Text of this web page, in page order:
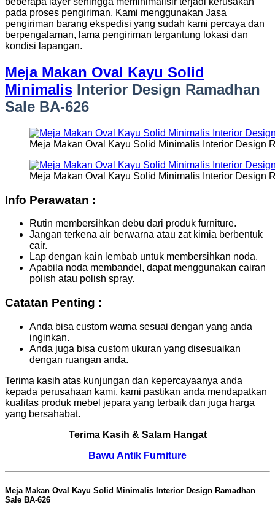
pada proses pengiriman. Kami menggunakan Jasa
pengiriman barang ekspedisi yang sudah kami percaya dan
berpengalaman, lama pengiriman tergantung lokasi dan
kondisi lapangan.
Meja Makan Oval Kayu Solid
Minimalis Interior Design Ramadhan
Sale BA-626
Meja Makan Oval Kayu Solid Minimalis Interior Design
Meja Makan Oval Kayu Solid Minimalis Interior Design
Info Perawatan :
Rutin membersihkan debu dari produk furniture.
Jangan terkena air berwarna atau zat kimia berbentuk
cair.
Lap dengan kain lembab untuk membersihkan noda.
Apabila noda membandel, dapat menggunakan cairan
polish atau polish spray.
Catatan Penting :
Anda bisa custom warna sesuai dengan yang anda
inginkan.
Anda juga bisa custom ukuran yang disesuaikan
dengan ruangan anda.
Terima kasih atas kunjungan dan kepercayaanya anda
kepada perusahaan kami, kami pastikan anda mendapatkan
kualitas produk mebel jepara yang terbaik dan juga harga
yang bersahabat.
Terima Kasih & Salam Hangat
Bawu Antik Furniture
Meja Makan Oval Kayu Solid Minimalis Interior Design Ramadhan
Sale BA-626